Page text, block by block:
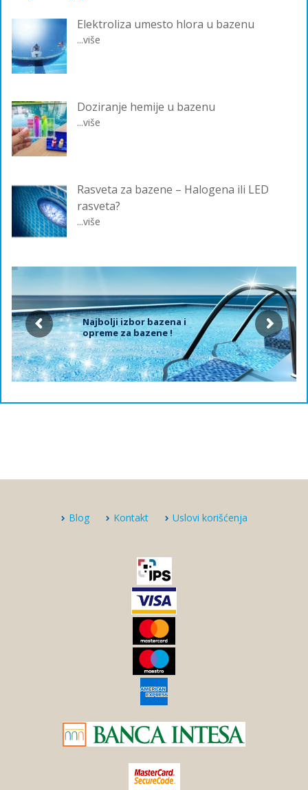
Elektroliza umesto hlora u bazenu
...više
Doziranje hemije u bazenu
...više
Rasveta za bazene – Halogena ili LED
rasveta?
...više
Najbolji izbor bazena i
opreme za bazene !
Blog Kontakt Uslovi korišćenja